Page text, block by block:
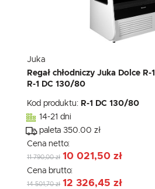
Juka
Regał chłodniczy Juka Dolce
R-1 DC 130/80
Kod produktu: R-1 DC 130/80
14-21 dni
paleta 350.00 zł
Cena netto:
11 790,00 zł 10 021,50 zł
Cena brutto:
14 501,70 zł 12 326,45 zł